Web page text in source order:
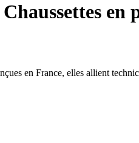
Chaussettes
en France, elles allient